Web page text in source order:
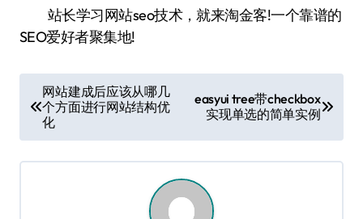
站长学习网站seo技术，就来淘金客!一个靠谱的
SEO爱好者聚集地!
章
导
航
网站建成后应该从哪几
个方面进行网站结构优
化
easyui tree带checkbox
实现单选的简单实例